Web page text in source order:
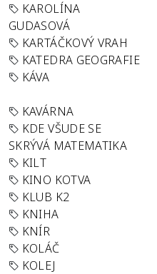
KAROLÍNA
GUDASOVÁ
KARTÁČKOVÝ VRAH
KATEDRA GEOGRAFIE
KÁVA
KAVÁRNA
KDE VŠUDE SE
SKRÝVÁ MATEMATIKA
KILT
KINO KOTVA
KLUB K2
KNIHA
KNÍR
KOLÁČ
KOLEJ